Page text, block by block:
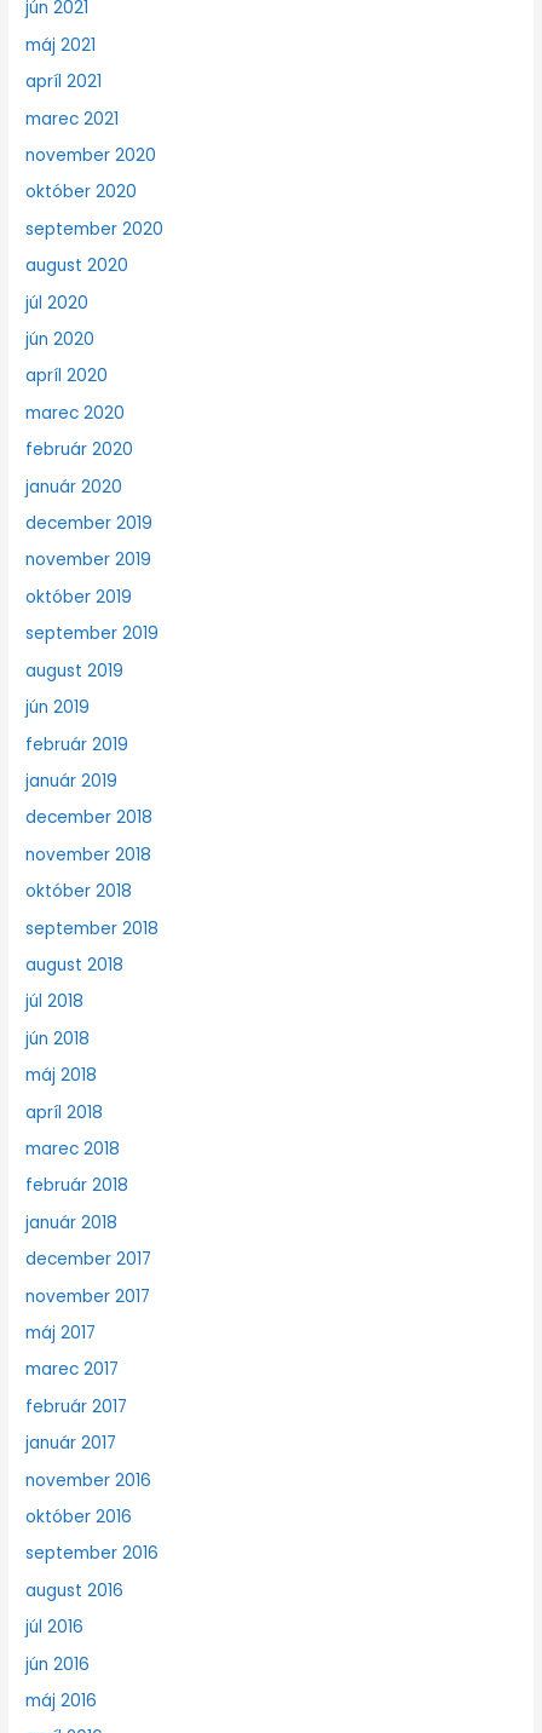
jún 2021
máj 2021
apríl 2021
marec 2021
november 2020
október 2020
september 2020
august 2020
júl 2020
jún 2020
apríl 2020
marec 2020
február 2020
január 2020
december 2019
november 2019
október 2019
september 2019
august 2019
jún 2019
február 2019
január 2019
december 2018
november 2018
október 2018
september 2018
august 2018
júl 2018
jún 2018
máj 2018
apríl 2018
marec 2018
február 2018
január 2018
december 2017
november 2017
máj 2017
marec 2017
február 2017
január 2017
november 2016
október 2016
september 2016
august 2016
júl 2016
jún 2016
máj 2016